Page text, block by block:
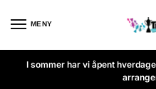
MENY
I sommer har vi åpent